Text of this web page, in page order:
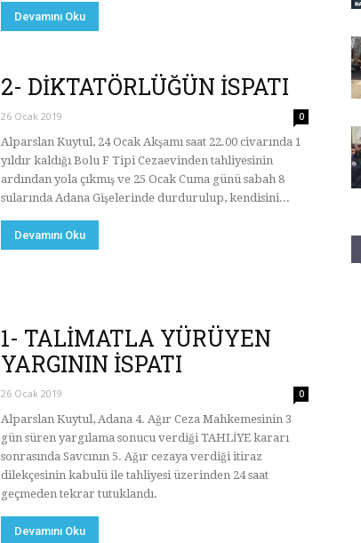
Devamını Oku
2- DİKTATÖRLÜĞÜN İSPATI
26 Ocak 2019 0
Alparslan Kuytul, 24 Ocak Akşamı saat 22.00 civarında 1
yıldır kaldığı Bolu F Tipi Cezaevinden tahliyesinin
ardından yola çıkmış ve 25 Ocak Cuma günü sabah 8
sularında Adana Gişelerinde durdurulup, kendisini...
Devamını Oku
1- TALİMATLA YÜRÜYEN
YARGININ İSPATI
26 Ocak 2019 0
Alparslan Kuytul, Adana 4. Ağır Ceza Mahkemesinin 3
gün süren yargılama sonucu verdiği TAHLİYE kararı
sonrasında Savcının 5. Ağır cezaya verdiği itiraz
dilekçesinin kabulü ile tahliyesi üzerinden 24 saat
geçmeden tekrar tutuklandı.
Devamını Oku